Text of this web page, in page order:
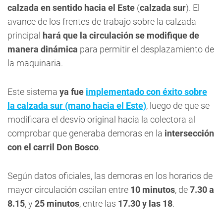
calzada en sentido hacia el Este (calzada sur). El
avance de los frentes de trabajo sobre la calzada
principal hará que la circulación se modifique de
manera dinámica para permitir el desplazamiento de
la maquinaria.
Este sistema ya fue implementado con éxito sobre
la calzada sur (mano hacia el Este), luego de que se
modificara el desvío original hacia la colectora al
comprobar que generaba demoras en la intersección
con el carril Don Bosco.
Según datos oficiales, las demoras en los horarios de
mayor circulación oscilan entre 10 minutos, de7.30 a
8.15, y 25 minutos, entre las 17.30 y las 18.